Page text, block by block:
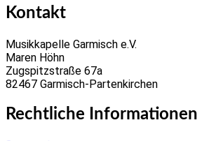
Kontakt
Musikkapelle Garmisch e.V.
Maren Höhn
Zugspitzstraße 67a
82467 Garmisch-Partenkirchen
Rechtliche Informationen